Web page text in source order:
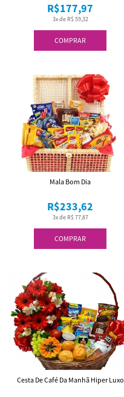
COMPRAR
3x de R$ 59,32
R$177,97
COMPRAR
3x de R$ 77,87
R$233,62
Mala Bom Dia
Cesta De Café Da Manhã Hiper Luxo